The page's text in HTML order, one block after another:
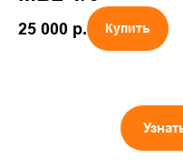
25 000 р. Купить